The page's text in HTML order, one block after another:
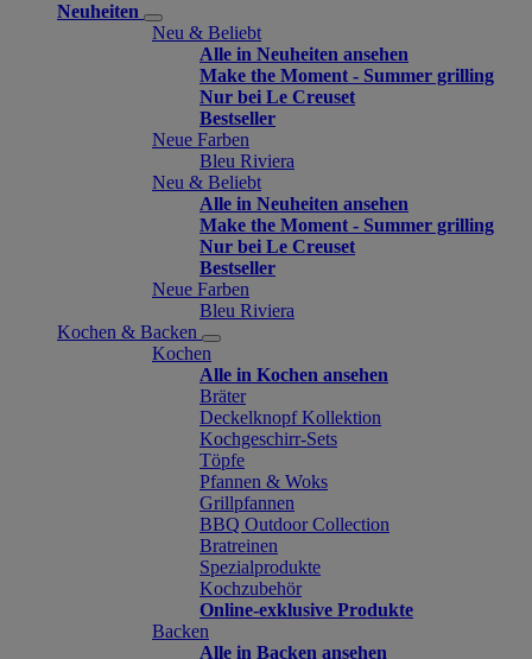
Neuheiten
Neu & Beliebt
Alle in Neuheiten ansehen
Make the Moment - Summer grilling
Nur bei Le Creuset
Bestseller
Neue Farben
Bleu Riviera
Neu & Beliebt
Alle in Neuheiten ansehen
Make the Moment - Summer grilling
Nur bei Le Creuset
Bestseller
Neue Farben
Bleu Riviera
Kochen & Backen
Kochen
Alle in Kochen ansehen
Bräter
Deckelknopf Kollektion
Kochgeschirr-Sets
Töpfe
Pfannen & Woks
Grillpfannen
BBQ Outdoor Collection
Bratreinen
Spezialprodukte
Kochzubehör
Online-exklusive Produkte
Backen
Alle in Backen ansehen